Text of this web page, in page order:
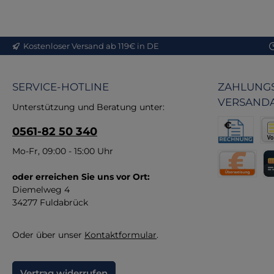
Kostenloser Versand ab 119€ in DE
SERVICE-HOTLINE
Unterstützung und Beratung unter:
0561-82 50 340
Mo-Fr, 09:00 - 15:00 Uhr
oder erreichen Sie uns vor Ort:
Diemelweg 4
34277 Fuldabrück
Oder über unser Kontaktformular.
Rechnung